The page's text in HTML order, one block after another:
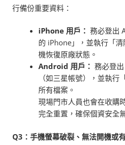
行備份重要資料：
iPhone 用戶： 務必登出
的 iPhone」，並執行「
機恢復原廠狀態。
Android 用戶： 務必登
（如三星帳號），並執
所有檔案。
現場門市人員也會在收購
完全重置，確保個資安全
Q3 ：手機螢幕破裂、無法開機或